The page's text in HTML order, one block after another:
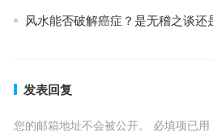
风水能否破解癌症？是无稽之谈还
发表回复
您的邮箱地址不会被公开。 必填项已用